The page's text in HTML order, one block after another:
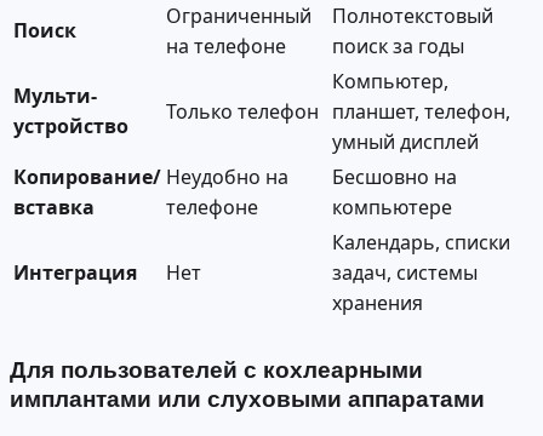
Поиск
Ограниченный
на телефоне
Полнотекстовый
поиск за годы
Мульти-
устройство
Только телефон
Компьютер,
планшет, телефон,
умный дисплей
Копирование/
вставка
Неудобно на
телефоне
Бесшовно на
компьютере
Интеграция Нет
Календарь, списки
задач, системы
хранения
Для пользователей с кохлеарными
имплантами или слуховыми аппаратами